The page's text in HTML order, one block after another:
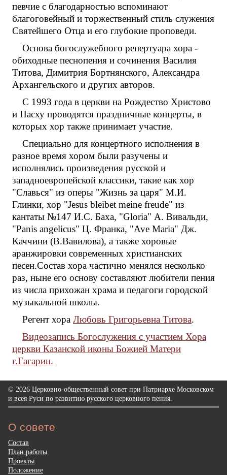
певчие с благодарностью вспоминают
благоговейный и торжественный стиль служения
Святейшего Отца и его глубокие проповеди.
Основа богослужебного репертуара хора -
обиходные песнопения и сочинения Василия
Титова, Димитрия Бортнянского, Александра
Архангельского и других авторов.
С 1993 года в церкви на Рождество Христово
и Пасху проводятся праздничные концерты, в
которых хор также принимает участие.
Специально для концертного исполнения в
разное время хором были разучены и
исполнялись произведения русской и
западноевропейской классики, такие как хор
"Славься" из оперы "Жизнь за царя" М.И.
Глинки, хор "Jesus bleibet meine freude" из
кантаты №147 И.С. Баха, "Gloria" А. Вивальди,
"Panis angelicus" Ц. Франка, "Ave Maria" Дж.
Каччини (В.Вавилова), а также хоровые
аранжировки современных христианских
песен.Состав хора частично менялся несколько
раз, ныне его основу составляют любители пения
из числа прихожан храма и педагоги городской
музыкальной школы.
Регент хора Любовь Григорьевна Титова.
Видеозапись Богослужения с участием Хора
церкви Казанской иконы Божией Матери
г.Гагарин.
© 2026 Церковно-общественный совет при Патриархе Московском
и всея Руси по развитию русского церковного пения.
О совете
Состав
План работы
Проекты
Положение